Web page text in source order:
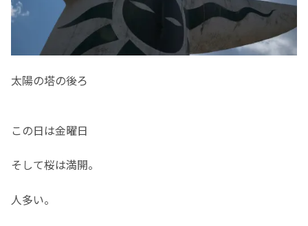
太陽の塔の後ろ
この日は金曜日
そして桜は満開。
人多い。